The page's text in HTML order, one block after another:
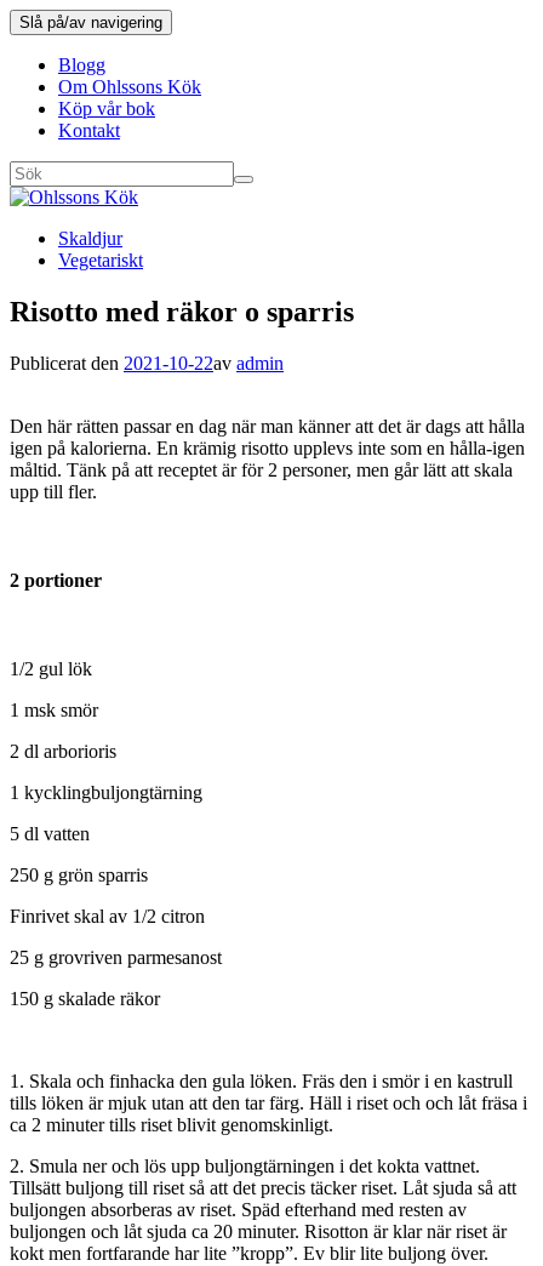
Slå på/av navigering
Blogg
Om Ohlssons Kök
Köp vår bok
Kontakt
Skaldjur
Vegetariskt
Risotto med räkor o sparris
Publicerat den 2021-10-22av admin
Den här rätten passar en dag när man känner att det är dags att hålla
igen på kalorierna. En krämig risotto upplevs inte som en hålla-igen
måltid. Tänk på att receptet är för 2 personer, men går lätt att skala
upp till fler.
2 portioner
1/2 gul lök
1 msk smör
2 dl arborioris
1 kycklingbuljongtärning
5 dl vatten
250 g grön sparris
Finrivet skal av 1/2 citron
25 g grovriven parmesanost
150 g skalade räkor
1. Skala och finhacka den gula löken. Fräs den i smör i en kastrull
tills löken är mjuk utan att den tar färg. Häll i riset och och låt fräsa i
ca 2 minuter tills riset blivit genomskinligt.
2. Smula ner och lös upp buljongtärningen i det kokta vattnet.
Tillsätt buljong till riset så att det precis täcker riset. Låt sjuda så att
buljongen absorberas av riset. Späd efterhand med resten av
buljongen och låt sjuda ca 20 minuter. Risotton är klar när riset är
kokt men fortfarande har lite ”kropp”. Ev blir lite buljong över.